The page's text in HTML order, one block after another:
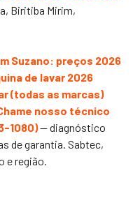
Biritiba Mirim,
Suzano: preços 2026
de lavar 2026
(todas as marcas)
nosso técnico
1080)— diagnóstico
de garantia. Sabtec,
e região.